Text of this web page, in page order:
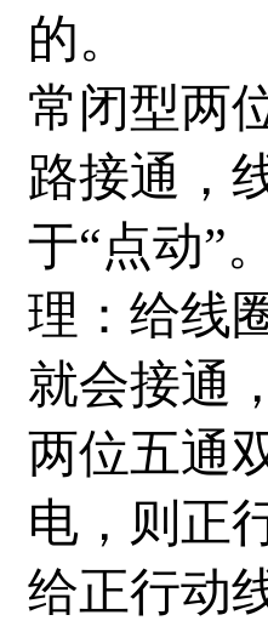
的。
常闭型两
路接通，
于“点动”
理：给线
就会接通
两位五通
电，则正
给正行动